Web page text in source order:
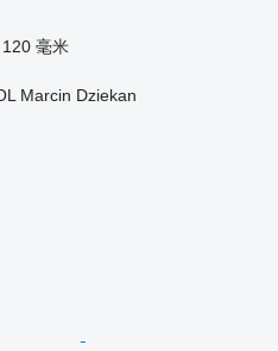
120 毫米
Marcin Dziekan